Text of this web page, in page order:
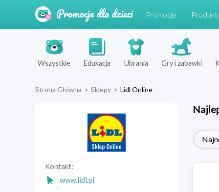
Promocje
Wszystkie Edukacja Ubrania Gry i zabawki
Strona Główna > Sklepy > Lidl Online
Kontakt:
www.lidl.pl